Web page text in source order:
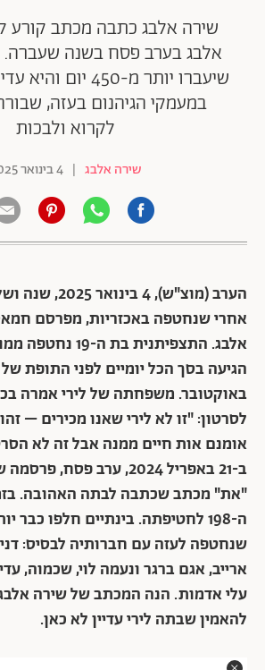
שירה אלבג כתבה מכתב קורע
אלבג בערב פסח בשנה שעברה.
שיעברו יותר מ-450
במעמקי הגיהנום בעזה,
לקרוא ולבכות
שירה אלבג | 4 בינואר 2025
הערב (מוצ"ש), 4
אחרי שנחטפה באכזריות, מפרסם
אלבג. התצפיתנית
הגיעה בסך הכל יומיים לפני התופת
באוקטובר. משפחתה של לירי אמרה
לסרטון: "זו לא לירי שאנו מכירים –
אומנם אות חיים ממנה אבל זה לא
ב-21 באפריל 2024, ערב
"את" מכתב שכתבה לבתה האהובה.
שנחטפה לעזה עם חברותיה לבסיס:
ארייב, אגם ברגר ונעמה לוי, שכמוה,
עלי אדמות. הנה המכתב של שירה
להאמין שבתה לירי עדיין לא כאן.